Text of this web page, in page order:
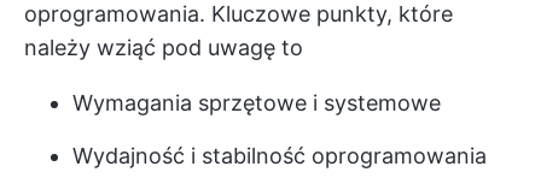
oprogramowania. Kluczowe punkty, które
należy wziąć pod uwagę to
Wymagania sprzętowe i systemowe
Wydajność i stabilność oprogramowania